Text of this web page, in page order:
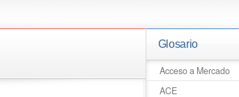
Glosario
Acceso a Mercado
ACE